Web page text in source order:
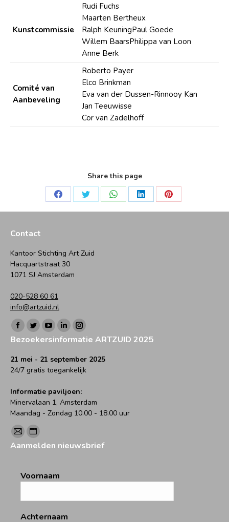
Kunstcommissie
Rudi Fuchs
Maarten Bertheux
Ralph KeuningPaul Goede
Willem BaarsPhilippa van Loon
Anne Berk
Comité van
Aanbeveling
Roberto Payer
Elco Brinkman
Eva van der Dussen-Rinnooy Kan
Jan Teeuwisse
Cor van Zadelhoff
Share this page
Deel
Deel
Deel
Deel
Deel
Contact
Kantoor Stichting Art Zuid
Hacquartstraat 30
1071 SJ Amsterdam
020-528 60 61
info@artzuid.nl
Vind ons op:
Facebook
page
opens
in
window
Twitter
page
opens
in
window
YouTube
page
opens
in
window
Linkedin
page
opens
in
window
Instagram
page
opens
in
window
Bezoekersinformatie ARTZUID 2025
21 mei - 21 september 2025
24/7 gratis toegankelijk
Informatie paviljoen:
Minervalaan 1, Amsterdam
Maandag - Zondag 10.00 - 18.00 uur
Vind ons op:
Mail
page
in
window
Website
page
in
window
Aanmelden nieuwsbrief
Voornaam
Achternaam